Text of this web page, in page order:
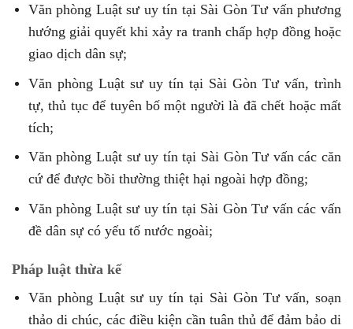
Văn phòng Luật sư uy tín tại Sài Gòn Tư vấn phương
hướng giải quyết khi xảy ra tranh chấp hợp đồng hoặc
giao dịch dân sự;
Văn phòng Luật sư uy tín tại Sài Gòn Tư vấn, trình
tự, thủ tục để tuyên bố một người là đã chết hoặc mất
tích;
Văn phòng Luật sư uy tín tại Sài Gòn Tư vấn các căn
cứ để được bồi thường thiệt hại ngoài hợp đồng;
Văn phòng Luật sư uy tín tại Sài Gòn Tư vấn các vấn
đề dân sự có yếu tố nước ngoài;
Pháp luật thừa kế
Văn phòng Luật sư uy tín tại Sài Gòn Tư vấn, soạn
thảo di chúc, các điều kiện cần tuân thủ để đảm bảo di